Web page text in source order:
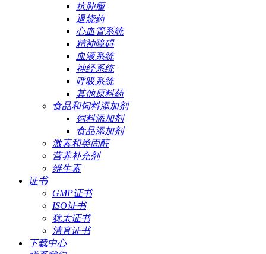
抗肿瘤
退烧药
心血管系统
精神障碍
血液系统
神经系统
呼吸系统
其他原料药
食品和饲料添加剂
饲料添加剂
食品添加剂
激素和类固醇
营养补充剂
维生素
证书
GMP证书
ISO证书
犹太证书
清真证书
下载中心